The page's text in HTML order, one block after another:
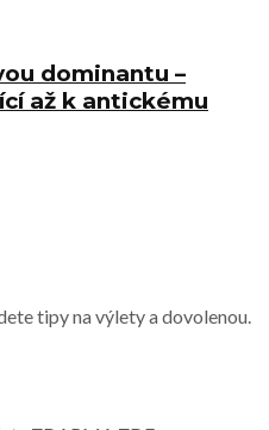
dominantu –
až k antickému
tipy na výlety a dovolenou.